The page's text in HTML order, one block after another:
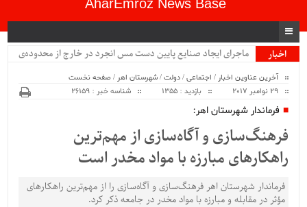
AharEmroz News Base
اخبار
ماجرای ایجاد صنایع پایین دست مس انجرد در خارج از محدوده‌ی
آخرین عناوین اخبار / اجتماعی/دولت/شهرستان اهر /صفحه نخست
29 نوامبر 2017
بازدید : 1355 شناسه خبر : 26159
فرماندار شهرستان اهر:
فرهنگ‌سازی و آگاه‌سازی از مهم‌ترین
راهکارهای مبارزه با مواد مخدر است
فرماندار شهرستان اهر فرهنگ‌سازی و آگاه‌سازی را از مهم‌ترین راهکارهای
مؤثر در مقابله و مبارزه با مواد مخدر در جامعه ذکر کرد.